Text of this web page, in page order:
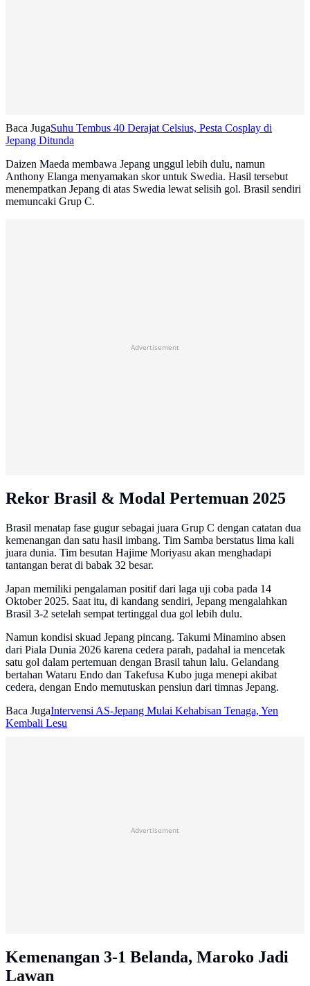
Baca JugaSuhu Tembus 40 Derajat Celsius, Pesta Cosplay di
Jepang Ditunda
Daizen Maeda membawa Jepang unggul lebih dulu, namun
Anthony Elanga menyamakan skor untuk Swedia. Hasil tersebut
menempatkan Jepang di atas Swedia lewat selisih gol. Brasil sendiri
memuncaki Grup C.
Advertisement
Rekor Brasil & Modal Pertemuan 2025
Brasil menatap fase gugur sebagai juara Grup C dengan catatan dua
kemenangan dan satu hasil imbang. Tim Samba berstatus lima kali
juara dunia. Tim besutan Hajime Moriyasu akan menghadapi
tantangan berat di babak 32 besar.
Japan memiliki pengalaman positif dari laga uji coba pada 14
Oktober 2025. Saat itu, di kandang sendiri, Jepang mengalahkan
Brasil 3-2 setelah sempat tertinggal dua gol lebih dulu.
Namun kondisi skuad Jepang pincang. Takumi Minamino absen
dari Piala Dunia 2026 karena cedera parah, padahal ia mencetak
satu gol dalam pertemuan dengan Brasil tahun lalu. Gelandang
bertahan Wataru Endo dan Takefusa Kubo juga menepi akibat
cedera, dengan Endo memutuskan pensiun dari timnas Jepang.
Baca JugaIntervensi AS-Jepang Mulai Kehabisan Tenaga, Yen
Kembali Lesu
Advertisement
Kemenangan 3-1 Belanda, Maroko Jadi
Lawan